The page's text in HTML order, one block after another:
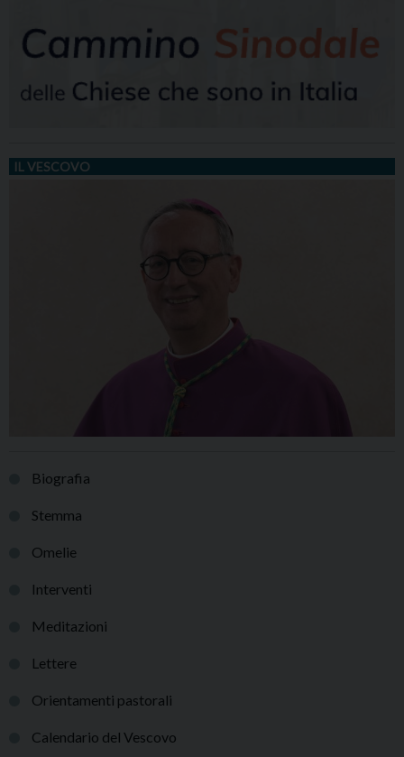
IL VESCOVO
Biografia
Stemma
Omelie
Interventi
Meditazioni
Lettere
Orientamenti pastorali
Calendario del Vescovo